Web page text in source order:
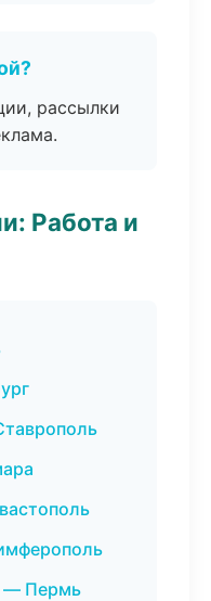
рассылки
Работа и
— Пермь